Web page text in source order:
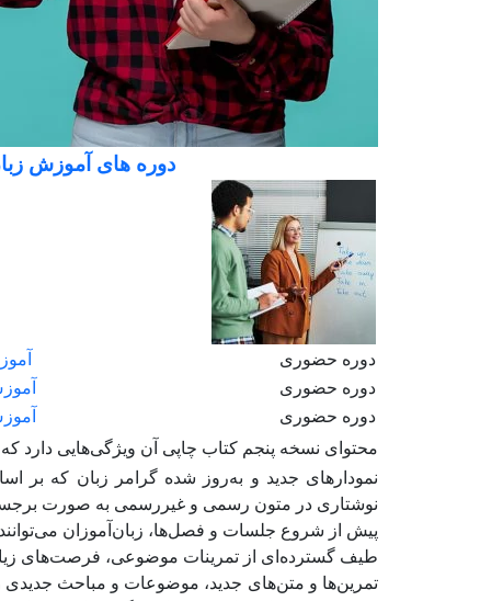
دوره های آموزش
دوره حضوری
دوره حضوری
دوره حضوری
محتوای نسخه پنجم کتاب چاپی آن ویژگی‌هایی دارد
نمودارهای جدید و به‌روز ‌شده گرامر زبان که بر
نوشتاری در متون رسمی و غیررسمی به صورت
پیش از شروع جلسات و فصل‌ها، زبان‌آموزان
طیف گسترده‌ای از تمرینات موضوعی، فرصت‌های
تمرین‌ها و متن‌های جدید، موضوعات و مباحث جدیدی